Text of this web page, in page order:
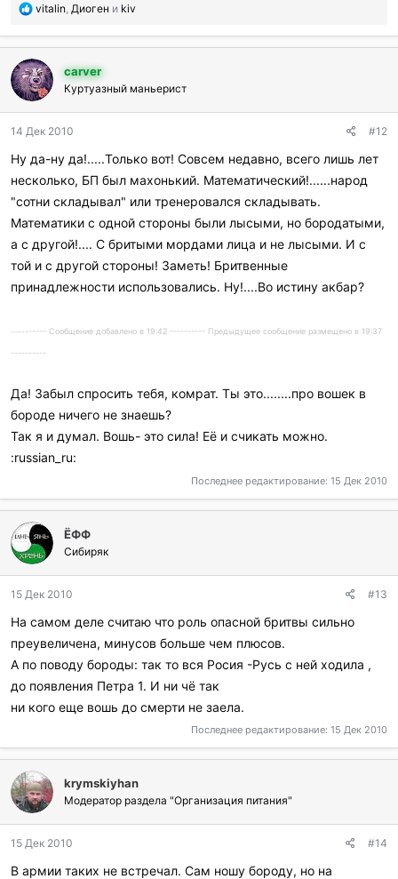
П
б
л
а
г
о
а
и
л
и
vitalin, Диоген и kiv
carver
Куртуазный маньерист
14 Дек 2010 #12
Ну да-ну да!.....Только вот! Совсем недавно, всего лишь лет
несколько, БП был махонький. Математический!......народ
"сотни складывал" или тренеровался складывать.
Математики с одной стороны были лысыми, но бородатыми,
а с другой!.... С бритыми мордами лица и не лысыми. И с
той и с другой стороны! Заметь! Бритвенные
принадлежности использовались. Ну!....Во истину акбар?
---------- Сообщение добавлено в 19:42 ---------- Предыдущее сообщение размещено в 19:37
----------
Да! Забыл спросить тебя, комрат. Ты это........про вошек в
бороде ничего не знаешь?
Так я и думал. Вошь- это сила! Её и счикать можно.
:russian_ru:
Последнее редактирование: 15 Дек 2010
ЁФФ
Сибиряк
15 Дек 2010 #13
На самом деле считаю что роль опасной бритвы сильно
преувеличена, минусов больше чем плюсов.
А по поводу бороды: так то вся Росия -Русь с ней ходила ,
до появления Петра 1. И ни чё так
ни кого еще вошь до смерти не заела.
Последнее редактирование: 15 Дек 2010
krymskiyhan
Модератор раздела "Организация питания"
15 Дек 2010 #14
В армии таких не встречал. Сам ношу бороду, но на